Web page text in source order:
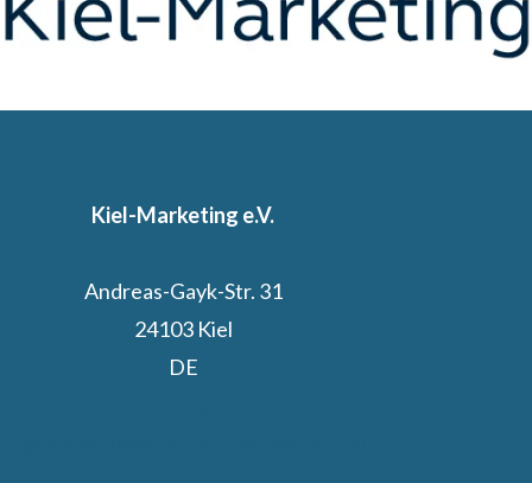
Kiel-Marketing e.V.
Andreas-Gayk-Str. 31
24103 Kiel
DE